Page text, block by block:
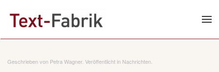
Zum Hauptinhalt springen
Geschrieben von Petra Wagner. Veröffentlicht in Nachrichten